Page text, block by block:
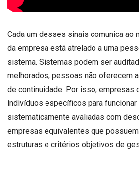
Cada um desses sinais comunica ao
da empresa está atrelado a uma
sistema. Sistemas podem ser
melhorados; pessoas não oferecem
de continuidade. Por isso, empresas
indivíduos específicos para funcionar
sistematicamente avaliadas com
empresas equivalentes que
estruturas e critérios objetivos de